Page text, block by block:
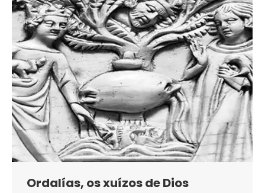
Ordalías, os xuízos de Dios